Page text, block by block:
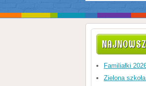
Familiałki
Zielona